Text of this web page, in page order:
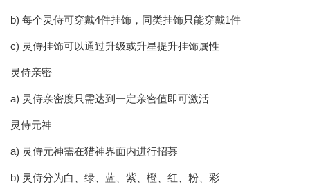
b) 每个灵侍可穿戴4件挂饰，同类挂饰只能穿戴1件
c) 灵侍挂饰可以通过升级或升星提升挂饰属性
灵侍亲密
a) 灵侍亲密度只需达到一定亲密值即可激活
灵侍元神
a) 灵侍元神需在猎神界面内进行招募
b) 灵侍分为白、绿、蓝、紫、橙、红、粉、彩